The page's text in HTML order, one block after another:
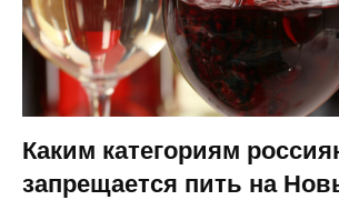
Каким категориям
запрещается пить на